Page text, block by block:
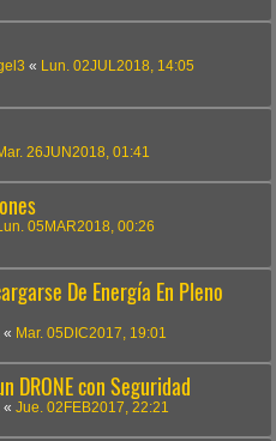
«
Lun. 02JUL2018, 14:05
26JUN2018, 01:41
Lun. 05MAR2018, 00:26
De Energía En Pleno
« Mar. 05DIC2017, 19:01
DRONE con Seguridad
« Jue. 02FEB2017, 22:21